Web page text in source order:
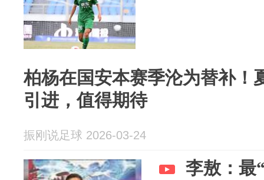
柏杨在国安本赛季沦为替补！
引进，值得期待
振刚说足球 2026-03-24
李敖：最